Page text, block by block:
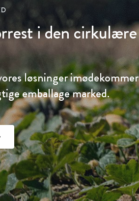
i den cirkulære
løsninger imødekommer
emballage marked.